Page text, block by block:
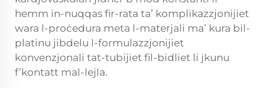
hemm in-nuqqas fir-rata ta’ komplikazzjonijiet
wara l-proċedura meta l-materjali ma’ kura bil-
platinu jibdelu l-formulazzjonijiet
konvenzjonali tat-tubijiet fil-bidliet li jkunu
f’kontatt mal-lejla.